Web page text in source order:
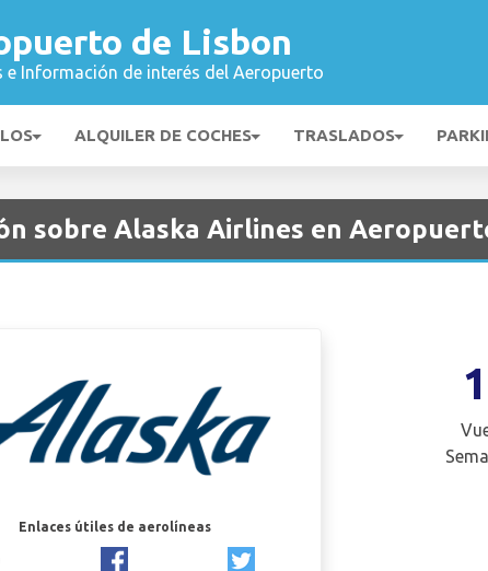
de Lisbon
e Información de interés del Aeropuerto
ALQUILER DE COCHES TRASLADOS
sobre Alaska Airlines en
Enlaces útiles de aerolíneas